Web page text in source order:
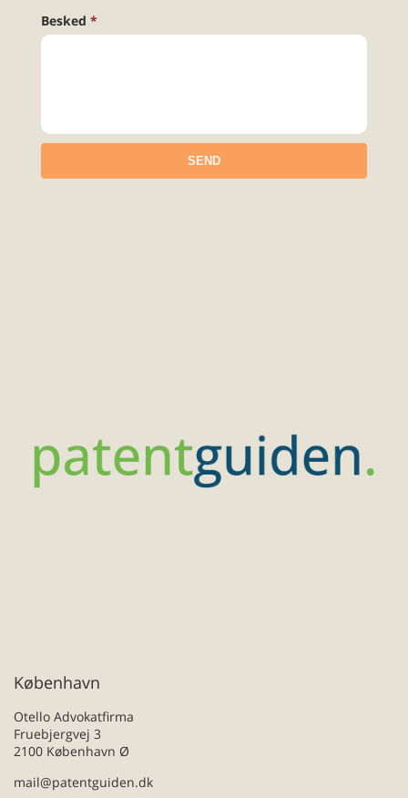
Besked
SEND
København
Otello Advokatfirma
Fruebjergvej 3
2100 København Ø
mail@patentguiden.dk